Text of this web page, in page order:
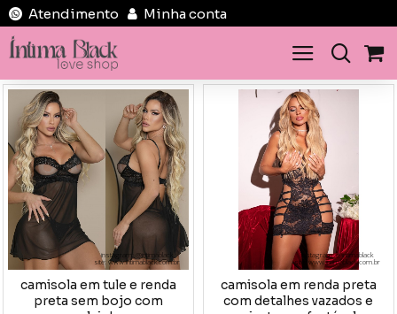
Atendimento Minha conta
instagram: @intimablack
site: www.intimablack.com.br
camisola em tule e renda
preta sem bojo com
instagram: @intimablack
site: www.intimablack.com.br
camisola em renda preta
com detalhes vazados e